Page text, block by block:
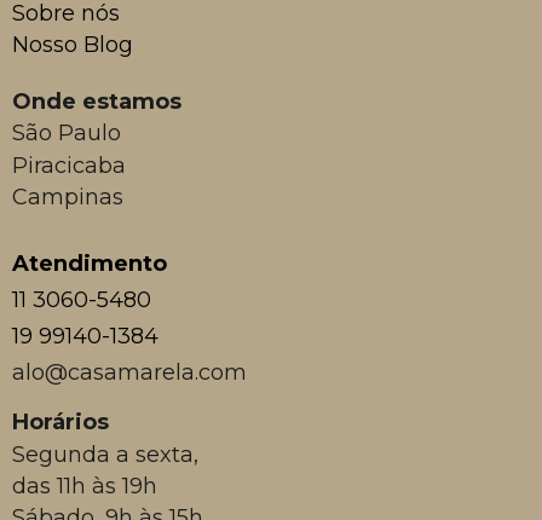
Sobre nós
Nosso Blog
Onde estamos
São Paulo
Piracicaba
Campinas
Atendimento
11 3060-5480
19 99140-1384
alo@casamarela.com
Horários
Segunda a sexta,
das 11h às 19h